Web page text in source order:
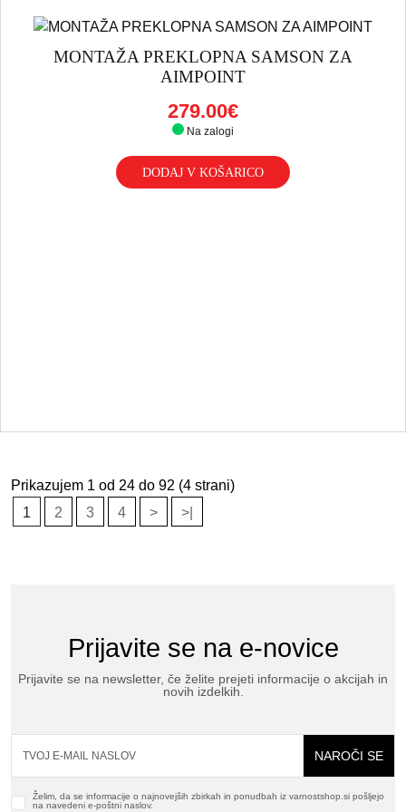
MONTAŽA PREKLOPNA SAMSON ZA
AIMPOINT
279.00€
Na zalogi
DODAJ V KOŠARICO
Prikazujem 1 od 24 do 92 (4 strani)
1
2 3 4 > >|
Prijavite se na e-novice
Prijavite se na newsletter, če želite prejeti informacije o akcijah in
novih izdelkih.
NAROČI SE
Želim, da se informacije o najnovejših zbirkah in ponudbah iz varnostshop.si pošljejo
na navedeni e-poštni naslov.